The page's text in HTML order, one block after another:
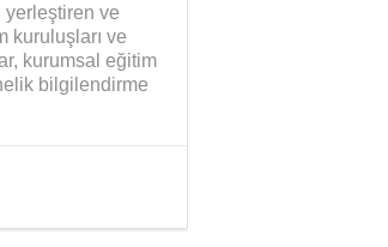
ve
kuruluşları ve
kurumsal eğitim
bilgilendirme